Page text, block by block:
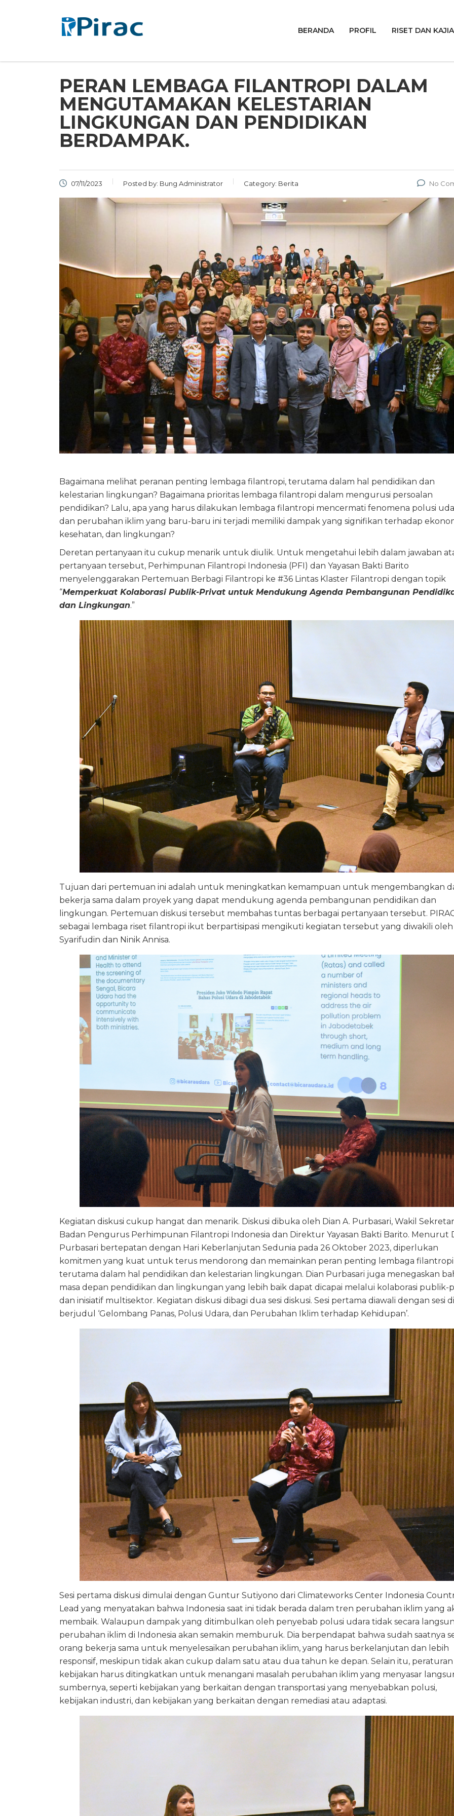
BERANDA PROFIL RISET DAN
PERAN LEMBAGA FILANTROPI DALAM
MENGUTAMAKAN KELESTARIAN
LINGKUNGAN DAN PENDIDIKAN
BERDAMPAK.
07/11/2023 Posted by: Bung Administrator Category: Berita No
Bagaimana melihat peranan penting lembaga filantropi, terutama dalam hal pendidikan dan
kelestarian lingkungan? Bagaimana prioritas lembaga filantropi dalam mengurusi persoalan
pendidikan? Lalu, apa yang harus dilakukan lembaga filantropi mencermati fenomena polusi
dan perubahan iklim yang baru-baru ini terjadi memiliki dampak yang signifikan terhadap
kesehatan, dan lingkungan?
Deretan pertanyaan itu cukup menarik untuk diulik. Untuk mengetahui lebih dalam jawaban
pertanyaan tersebut, Perhimpunan Filantropi Indonesia (PFI) dan Yayasan Bakti Barito
menyelenggarakan Pertemuan Berbagi Filantropi ke #36 Lintas Klaster Filantropi dengan topik
“Memperkuat Kolaborasi Publik-Privat untuk Mendukung Agenda Pembangunan
dan Lingkungan.”
Tujuan dari pertemuan ini adalah untuk meningkatkan kemampuan untuk mengembangkan
bekerja sama dalam proyek yang dapat mendukung agenda pembangunan pendidikan dan
lingkungan. Pertemuan diskusi tersebut membahas tuntas berbagai pertanyaan tersebut.
sebagai lembaga riset filantropi ikut berpartisipasi mengikuti kegiatan tersebut yang diwakili oleh
Syarifudin dan Ninik Annisa.
Kegiatan diskusi cukup hangat dan menarik. Diskusi dibuka oleh Dian A. Purbasari, Wakil
Badan Pengurus Perhimpunan Filantropi Indonesia dan Direktur Yayasan Bakti Barito. Menurut
Purbasari bertepatan dengan Hari Keberlanjutan Sedunia pada 26 Oktober 2023, diperlukan
komitmen yang kuat untuk terus mendorong dan memainkan peran penting lembaga
terutama dalam hal pendidikan dan kelestarian lingkungan. Dian Purbasari juga menegaskan
masa depan pendidikan dan lingkungan yang lebih baik dapat dicapai melalui kolaborasi publik-
dan inisiatif multisektor. Kegiatan diskusi dibagi dua sesi diskusi. Sesi pertama diawali dengan sesi
berjudul ‘Gelombang Panas, Polusi Udara, dan Perubahan Iklim terhadap Kehidupan’.
Sesi pertama diskusi dimulai dengan Guntur Sutiyono dari Climateworks Center Indonesia
Lead yang menyatakan bahwa Indonesia saat ini tidak berada dalam tren perubahan iklim yang
membaik. Walaupun dampak yang ditimbulkan oleh penyebab polusi udara tidak secara
perubahan iklim di Indonesia akan semakin memburuk. Dia berpendapat bahwa sudah saatnya
orang bekerja sama untuk menyelesaikan perubahan iklim, yang harus berkelanjutan dan lebih
responsif, meskipun tidak akan cukup dalam satu atau dua tahun ke depan. Selain itu,
kebijakan harus ditingkatkan untuk menangani masalah perubahan iklim yang menyasar
sumbernya, seperti kebijakan yang berkaitan dengan transportasi yang menyebabkan polusi,
kebijakan industri, dan kebijakan yang berkaitan dengan remediasi atau adaptasi.